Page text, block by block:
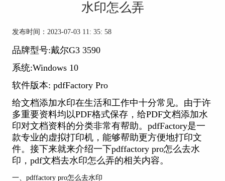
水印怎么弄
发布时间：2023-07-03 11: 35: 58
品牌型号:戴尔G3 3590
系统:Windows 10
软件版本: pdfFactory Pro
给文档添加水印在生活和工作中十分常见。由于许
多重要资料均以PDF格式保存，给PDF文档添加水
印对文档资料的分类非常有帮助。pdfFactory是一
款专业的虚拟打印机，能够帮助更方便地打印文
件。接下来就来介绍一下pdffactory pro怎么去水
印，pdf文档去水印怎么弄的相关内容。
一、pdffactory pro怎么去水印